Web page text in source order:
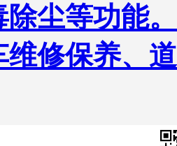
除尘等功能
维修保养、